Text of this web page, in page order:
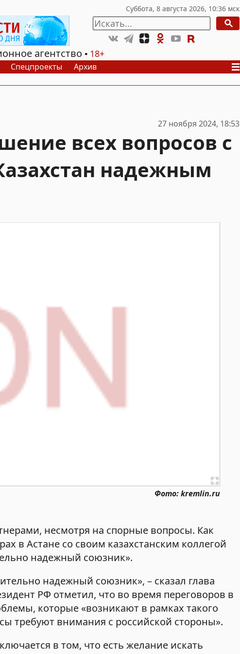
агентство
18+
Спецпроекты Архив
27 ноября 2024, 18:53
всех вопросов с
надежным
Фото: kremlin.ru
несмотря на спорные вопросы. Как
в Астане со своим казахстанским коллегой
надежный союзник».
надежный союзник», – сказал глава
РФ отметил, что во время переговоров в
которые «возникают в рамках такого
требуют внимания с российской стороны».
в том, что есть желание искать